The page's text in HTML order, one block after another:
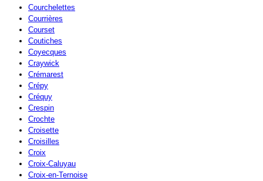
Courchelettes
Courrières
Courset
Coutiches
Coyecques
Craywick
Crémarest
Crépy
Créquy
Crespin
Crochte
Croisette
Croisilles
Croix
Croix-Caluyau
Croix-en-Ternoise